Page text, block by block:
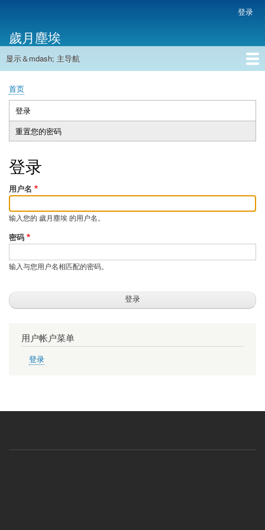
主
内
帐
户
菜
单
登录
歲月塵埃
主
航
显示＆mdash; 主导航
首页
面
包
屑
首页
主
标
登录
动
标
重置您的密码
登录
用户名
输入您的 歲月塵埃 的用户名。
密码
输入与您用户名相匹配的密码。
用户帐户菜单
登录